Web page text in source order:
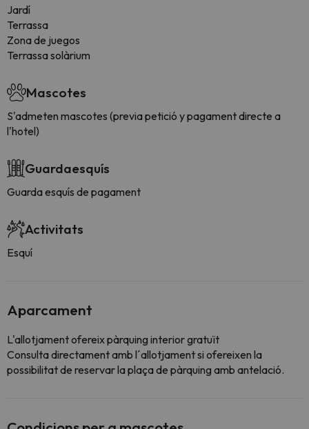
Jardí
Terrassa
Zona de juegos
Terrassa solàrium
Mascotes
S'admeten mascotes (previa petició y pagament directe a
l'hotel)
Guardaesquís
Guarda esquís de pagament
Activitats
Esquí
Aparcament
L'allotjament ofereix pàrquing interior gratuït
Consulta directament amb l´allotjament si ofereixen la
possibilitat de reservar la plaça de pàrquing amb antelació.